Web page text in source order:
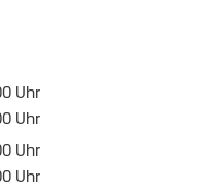
Uhr
13:00 Uhr
Uhr
18:00 Uhr
Uhr
13:00 Uhr
Uhr